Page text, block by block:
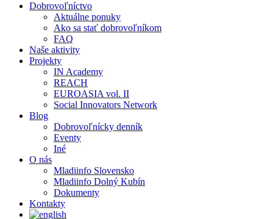
Dobrovoľníctvo
Aktuálne ponuky
Ako sa stať dobrovoľníkom
FAQ
Naše aktivity
Projekty
IN Academy
REACH
EUROASIA vol. II
Social Innovators Network
Blog
Dobrovoľnícky denník
Eventy
Iné
O nás
Mladiinfo Slovensko
Mladiinfo Dolný Kubín
Dokumenty
Kontakty